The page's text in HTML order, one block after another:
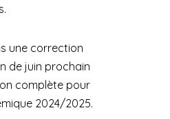
une correction
de juin prochain
complète pour
2024/2025.